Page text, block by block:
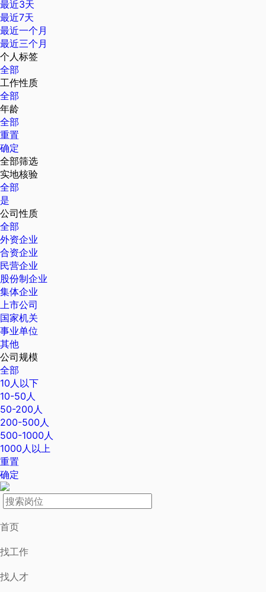
最近3天
最近7天
最近一个月
最近三个月
个人标签
全部
工作性质
全部
年龄
全部
重置
确定
全部筛选
实地核验
全部
是
公司性质
全部
外资企业
合资企业
民营企业
股份制企业
集体企业
上市公司
国家机关
事业单位
其他
公司规模
全部
10人以下
10-50人
50-200人
200-500人
500-1000人
1000人以上
重置
确定
首页
找工作
找人才